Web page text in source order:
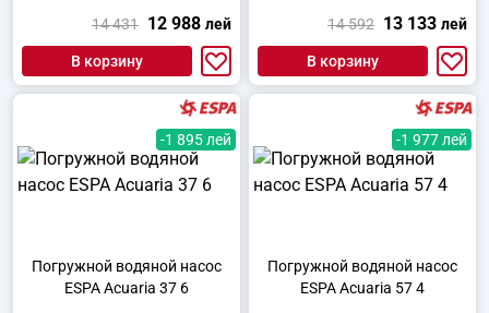
14 431 12 988 лей
В корзину
14 592 13 133 лей
В корзину
-1 895 лей
Погружной водяной насос
ESPA Acuaria 37 6
-1 977 лей
Погружной водяной насос
ESPA Acuaria 57 4